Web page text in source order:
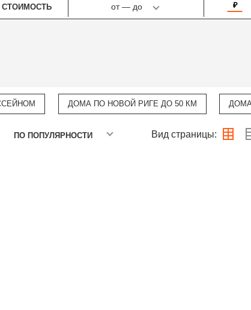
СТОИМОСТЬ от—до ₽
ДОМА ПО НОВОЙ РИГЕ ДО 50 КМ
ПО ПОПУЛЯРНОСТИ Вид страницы: